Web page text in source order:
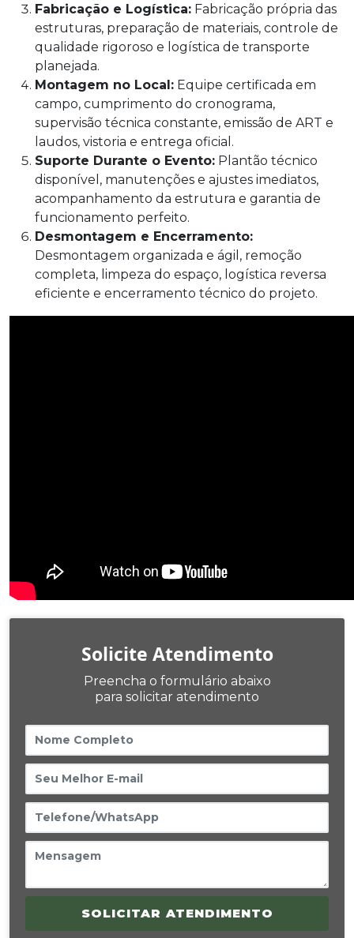
Fabricação e Logística: Fabricação própria das
estruturas, preparação de materiais, controle de
qualidade rigoroso e logística de transporte
planejada.
Montagem no Local: Equipe certificada em
campo, cumprimento do cronograma,
supervisão técnica constante, emissão de ART e
laudos, vistoria e entrega oficial.
Suporte Durante o Evento: Plantão técnico
disponível, manutenções e ajustes imediatos,
acompanhamento da estrutura e garantia de
funcionamento perfeito.
Desmontagem e Encerramento:
Desmontagem organizada e ágil, remoção
completa, limpeza do espaço, logística reversa
eficiente e encerramento técnico do projeto.
Solicite Atendimento
Preencha o formulário abaixo
para solicitar atendimento
SOLICITAR ATENDIMENTO